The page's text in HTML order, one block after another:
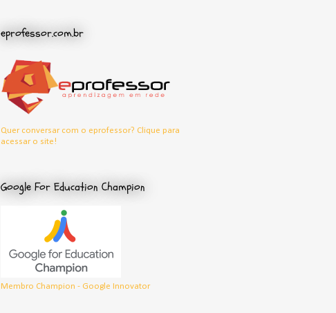
eprofessor.com.br
Quer conversar com o eprofessor? Clique para
acessar o site!
Google For Education Champion
Membro Champion - Google Innovator